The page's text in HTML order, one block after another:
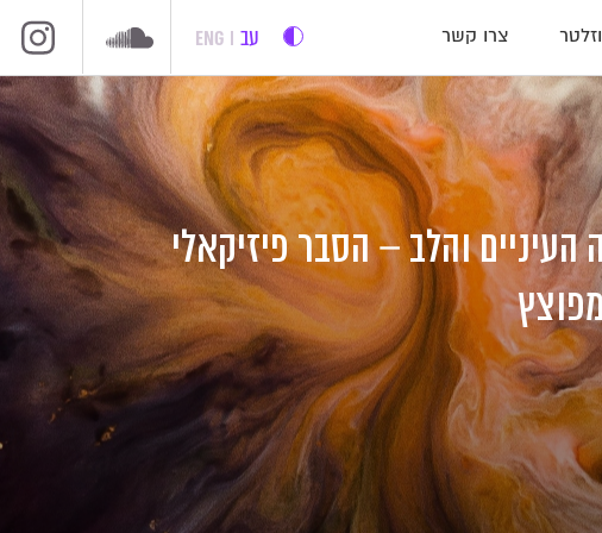
צרו קשר עב ENG
העיניים והלב – הסבר פיזיקאלי